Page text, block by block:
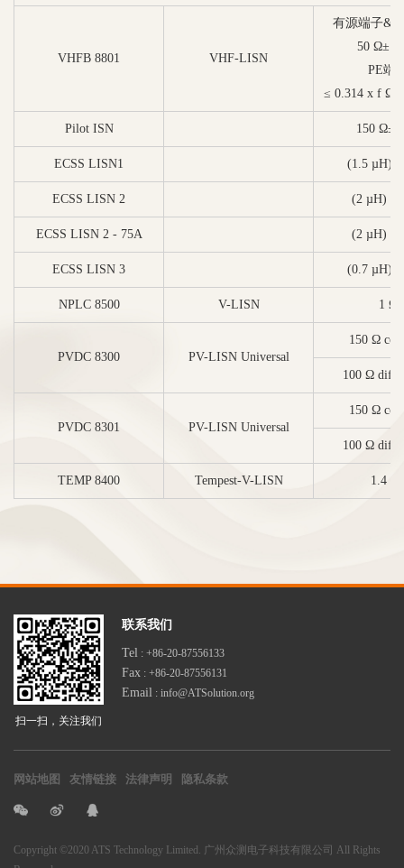
VHFB 8801 VHF-LISN
有源端子&
50 Ω±
PE端
≤ 0.314 x f Ω
Pilot ISN 150
ECSS LISN1 (1.5 µH)
ECSS LISN 2 (2 µH) ||
ECSS LISN 2 - 75A (2 µH) ||
ECSS LISN 3 (0.7 µH)
NPLC 8500 V-LISN 1 Ω
PVDC 8300 PV-LISN Universal
150 Ω
100 Ω
PVDC 8301 PV-LISN Universal
150 Ω
100 Ω
TEMP 8400 Tempest-V-LISN 1.4
扫一扫，关注我们
联系我们
Tel : +86-20-87556133
Fax : +86-20-87556131
Email : info@ATSolution.org
网站地图 友情链接 法律声明 隐私条款
Copyright ©2020 ATS Technology Limited. 广州众测电子科技有限公司 All Rights